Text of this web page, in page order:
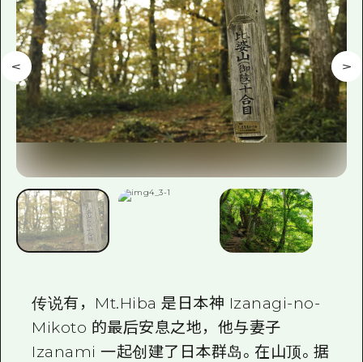
传说有，Mt.Hiba 是日本神 Izanagi-no-
Mikoto 的最后安息之地，他与妻子
Izanami 一起创建了日本群岛。在山顶。据